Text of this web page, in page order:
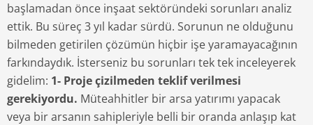
başlamadan önce inşaat sektöründeki sorunları analiz
ettik. Bu süreç 3 yıl kadar sürdü. Sorunun ne olduğunu
bilmeden getirilen çözümün hiçbir işe yaramayacağının
farkındaydık. İsterseniz bu sorunları tek tek inceleyerek
gidelim: 1- Proje çizilmeden teklif verilmesi
gerekiyordu. Müteahhitler bir arsa yatırımı yapacak
veya bir arsanın sahipleriyle belli bir oranda anlaşıp kat